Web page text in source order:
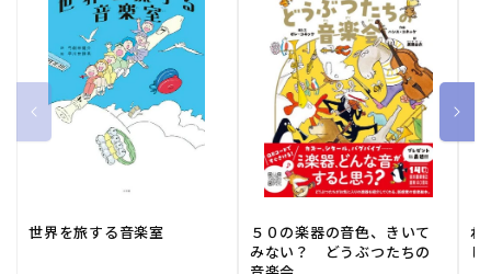
世界を旅する音楽室
５０の楽器の音色、きいて
みない？ どうぶつたちの
ね